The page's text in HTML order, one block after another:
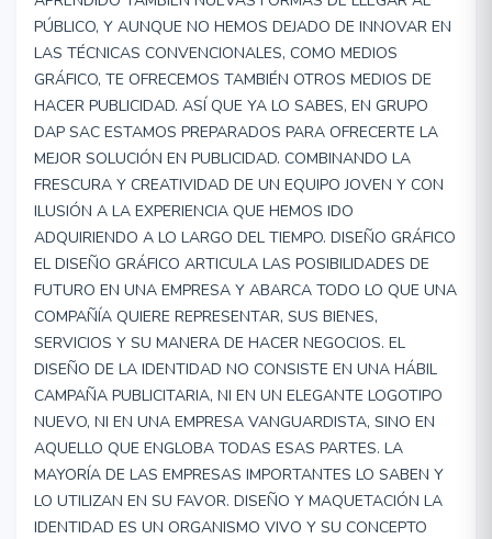
PÚBLICO, Y AUNQUE NO HEMOS DEJADO DE INNOVAR EN
LAS TÉCNICAS CONVENCIONALES, COMO MEDIOS
GRÁFICO, TE OFRECEMOS TAMBIÉN OTROS MEDIOS DE
HACER PUBLICIDAD. ASÍ QUE YA LO SABES, EN GRUPO
DAP SAC ESTAMOS PREPARADOS PARA OFRECERTE LA
MEJOR SOLUCIÓN EN PUBLICIDAD. COMBINANDO LA
FRESCURA Y CREATIVIDAD DE UN EQUIPO JOVEN Y CON
ILUSIÓN A LA EXPERIENCIA QUE HEMOS IDO
ADQUIRIENDO A LO LARGO DEL TIEMPO. DISEÑO GRÁFICO
EL DISEÑO GRÁFICO ARTICULA LAS POSIBILIDADES DE
FUTURO EN UNA EMPRESA Y ABARCA TODO LO QUE UNA
COMPAÑÍA QUIERE REPRESENTAR, SUS BIENES,
SERVICIOS Y SU MANERA DE HACER NEGOCIOS. EL
DISEÑO DE LA IDENTIDAD NO CONSISTE EN UNA HÁBIL
CAMPAÑA PUBLICITARIA, NI EN UN ELEGANTE LOGOTIPO
NUEVO, NI EN UNA EMPRESA VANGUARDISTA, SINO EN
AQUELLO QUE ENGLOBA TODAS ESAS PARTES. LA
MAYORÍA DE LAS EMPRESAS IMPORTANTES LO SABEN Y
LO UTILIZAN EN SU FAVOR. DISEÑO Y MAQUETACIÓN LA
IDENTIDAD ES UN ORGANISMO VIVO Y SU CONCEPTO